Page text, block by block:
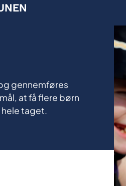
gennemføres
at få flere børn
taget.